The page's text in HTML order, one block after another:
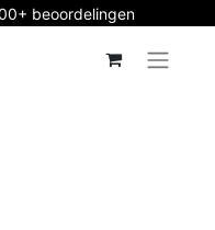
beoordelingen